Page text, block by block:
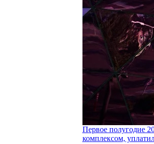
Первое полугодие
комплексом,